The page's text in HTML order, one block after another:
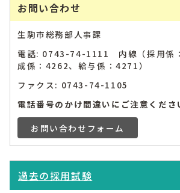
お問い合わせ
生駒市総務部人事課
電話: 0743-74-1111 内線（採用係
成係：4262、給与係：4271）
ファクス: 0743-74-1105
電話番号のかけ間違いにご注意くださ
お問い合わせフォーム
過去の採用試験